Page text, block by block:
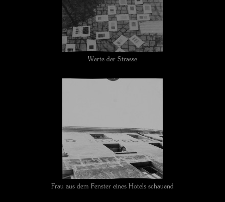
Werte der Strasse
Frau aus dem Fenster eines Hotels schauend